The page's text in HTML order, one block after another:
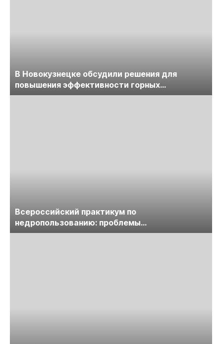
В Новокузнецке обсудили решения для
повышения эффективности горных
предприятий
Всероссийский практикум по
недропользованию: проблемы
лицензирования, цифровизации, экспертизы